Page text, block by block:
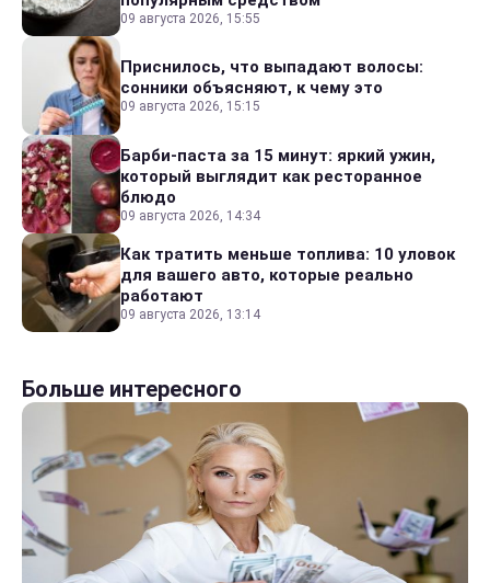
09 августа 2026, 15:55
Приснилось, что выпадают волосы:
сонники объясняют, к чему это
09 августа 2026, 15:15
Барби-паста за 15 минут: яркий ужин,
который выглядит как ресторанное
блюдо
09 августа 2026, 14:34
Как тратить меньше топлива: 10 уловок
для вашего авто, которые реально
работают
09 августа 2026, 13:14
Больше интересного